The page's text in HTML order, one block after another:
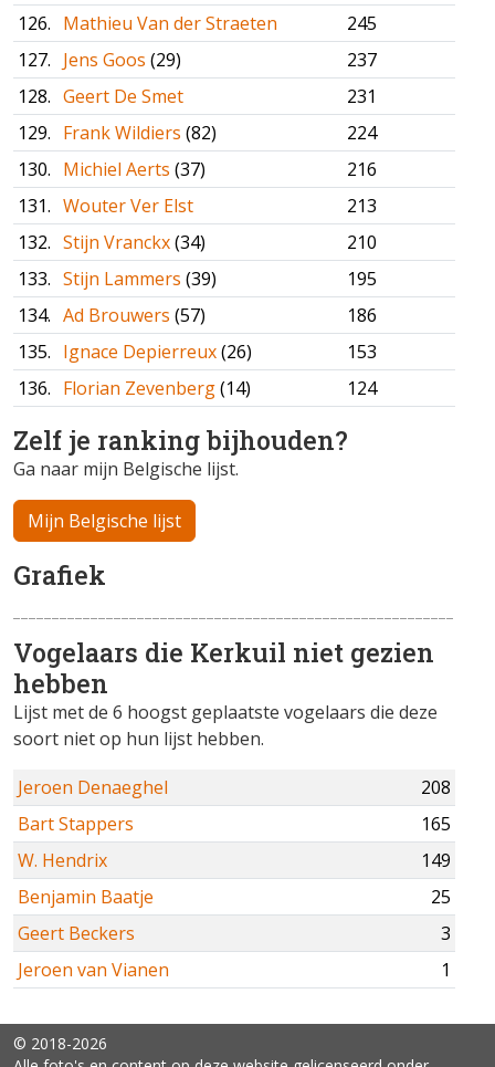
126. Mathieu Van der Straeten
245
127. Jens Goos (29)
237
128. Geert De Smet
231
129. Frank Wildiers (82)
224
130. Michiel Aerts (37)
216
131. Wouter Ver Elst
213
132. Stijn Vranckx(34)
210
133. Stijn Lammers (39)
195
134. Ad Brouwers (57)
186
135. Ignace Depierreux(26)
153
136. Florian Zevenberg(14) 124
Zelf je ranking bijhouden?
Ga naar mijn Belgische lijst.
Mijn Belgische lijst
Grafiek
Vogelaars die Kerkuil niet gezien
hebben
Lijst met de 6 hoogst geplaatste vogelaars die deze
soort niet op hun lijst hebben.
Jeroen Denaeghel
208
Bart Stappers
165
W. Hendrix
149
Benjamin Baatje
25
Geert Beckers
3
Jeroen van Vianen
1
© 2018-2026